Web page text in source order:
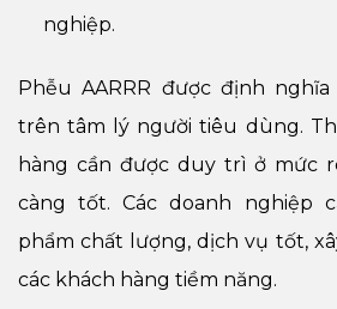
nghiệp.
Phễu AARRR được định
trên tâm lý người tiêu dùng.
hàng cần được duy trì ở mức
càng tốt. Các doanh nghiệp
phẩm chất lượng, dịch vụ tốt,
các khách hàng tiềm năng.